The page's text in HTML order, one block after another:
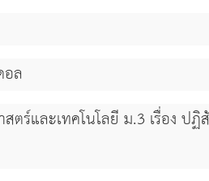
ล
ตร์และเทคโนโลยี ม.3 เรื่อง ป